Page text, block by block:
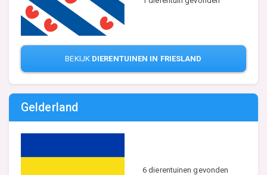
BEKIJK DIERENTUINEN IN FRIESLAND
Gelderland
6 dierentuinen gevonden